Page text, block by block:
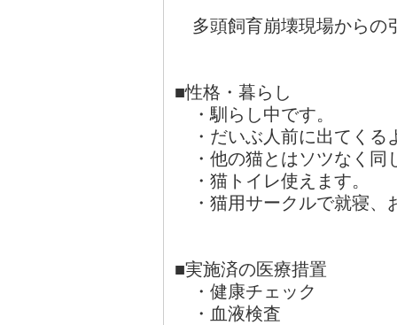
多頭飼育崩壊現場からの
■性格・暮らし
・馴らし中です。
・だいぶ人前に出てくる
・他の猫とはソツなく同
・猫トイレ使えます。
・猫用サークルで就寝、
■実施済の医療措置
・健康チェック
・血液検査